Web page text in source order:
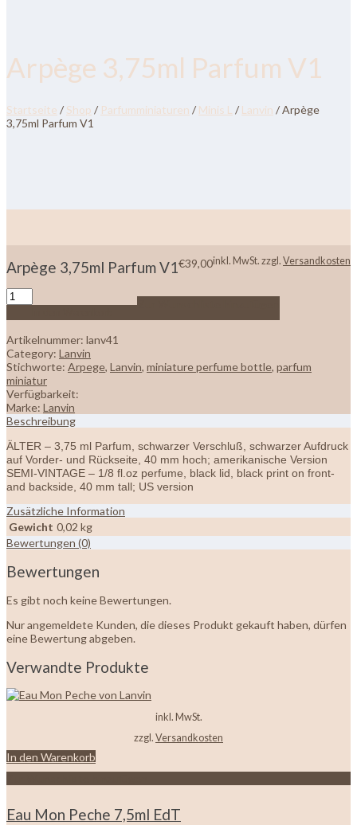
Arpège 3,75ml Parfum V1
Startseite / Shop / Parfumminiaturen / Minis L / Lanvin / Arpège
3,75ml Parfum V1
Arpège 3,75ml Parfum V1€39,00inkl. MwSt. zzgl. Versandkosten
Artikelnummer: lanv41
Category: Lanvin
Stichworte: Arpege, Lanvin, miniature perfume bottle, parfum
miniatur
Verfügbarkeit:
Marke: Lanvin
Beschreibung
ÄLTER – 3,75 ml Parfum, schwarzer Verschluß, schwarzer Aufdruck
auf Vorder- und Rückseite, 40 mm hoch; amerikanische Version
SEMI-VINTAGE – 1/8 fl.oz perfume, black lid, black print on front-
and backside, 40 mm tall; US version
Zusätzliche Information
Gewicht 0,02 kg
Bewertungen (0)
Bewertungen
Es gibt noch keine Bewertungen.
Nur angemeldete Kunden, die dieses Produkt gekauft haben, dürfen
eine Bewertung abgeben.
Verwandte Produkte
inkl. MwSt.
zzgl. Versandkosten
In den Warenkorb
Eau Mon Peche 7,5ml EdT